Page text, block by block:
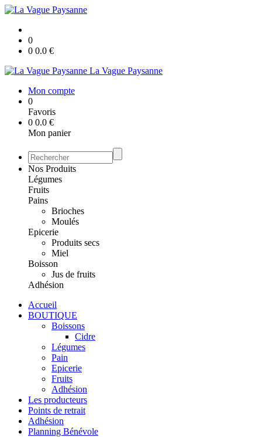
0
0 0.0 €
La Vague Paysanne
Mon compte
0
Favoris
0 0.0 €
Mon panier
Nos Produits
Légumes
Fruits
Pains
Brioches
Moulés
Epicerie
Produits secs
Miel
Boisson
Jus de fruits
Adhésion
Accueil
BOUTIQUE
Boissons
Cidre
Légumes
Pain
Epicerie
Fruits
Adhésion
Les producteurs
Points de retrait
Adhésion
Planning Bénévole